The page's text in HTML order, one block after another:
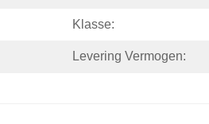
Klasse:
Levering Vermogen: